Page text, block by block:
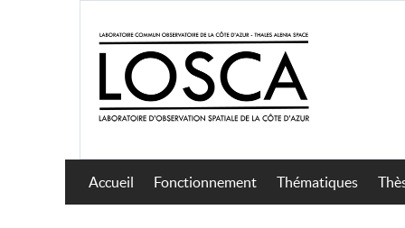
Accueil Fonctionnement Thématiques